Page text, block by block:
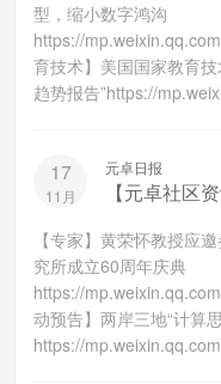
型，缩小数字鸿沟
https://
育技术】美国国家教育
趋势报告”https://
17
11月
元卓日报
【元卓社区
【专家】黄荣怀教授应
究所成立60周年庆典
https://
动预告】两岸三地“计算
https://